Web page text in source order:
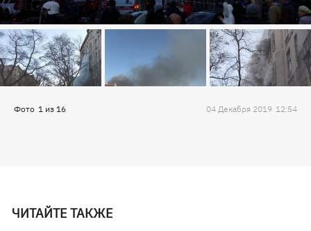
Фото 1 из 16 04 Декабря 2019 12:54
ЧИТАЙТЕ ТАКЖЕ